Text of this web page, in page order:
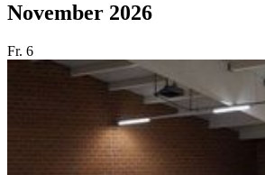
November 2026
Fr. 6